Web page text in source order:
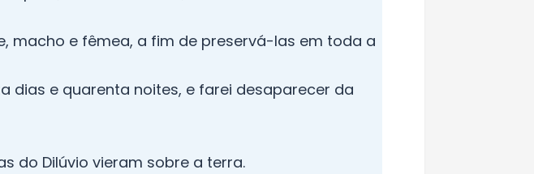
macho e fêmea, a fim de preservá-las em toda a
dias e quarenta noites, e farei desaparecer da
do Dilúvio vieram sobre a terra.